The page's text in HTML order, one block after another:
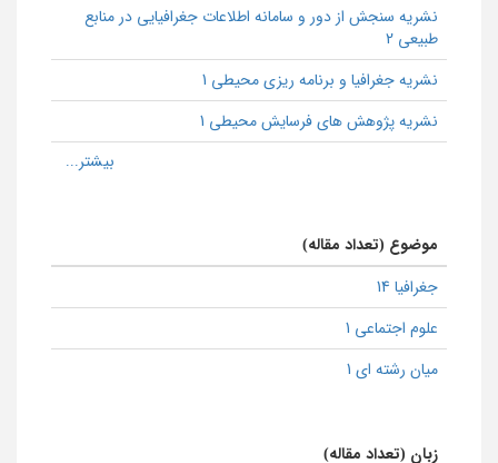
نشریه سنجش از دور و سامانه اطلاعات جغرافیایی در منابع
طبیعی 2
نشریه جغرافیا و برنامه ریزی محیطی 1
نشریه پژوهش های فرسایش محیطی 1
موضوع (تعداد مقاله)
جغرافیا 14
علوم اجتماعی 1
میان رشته ای 1
زبان (تعداد مقاله)